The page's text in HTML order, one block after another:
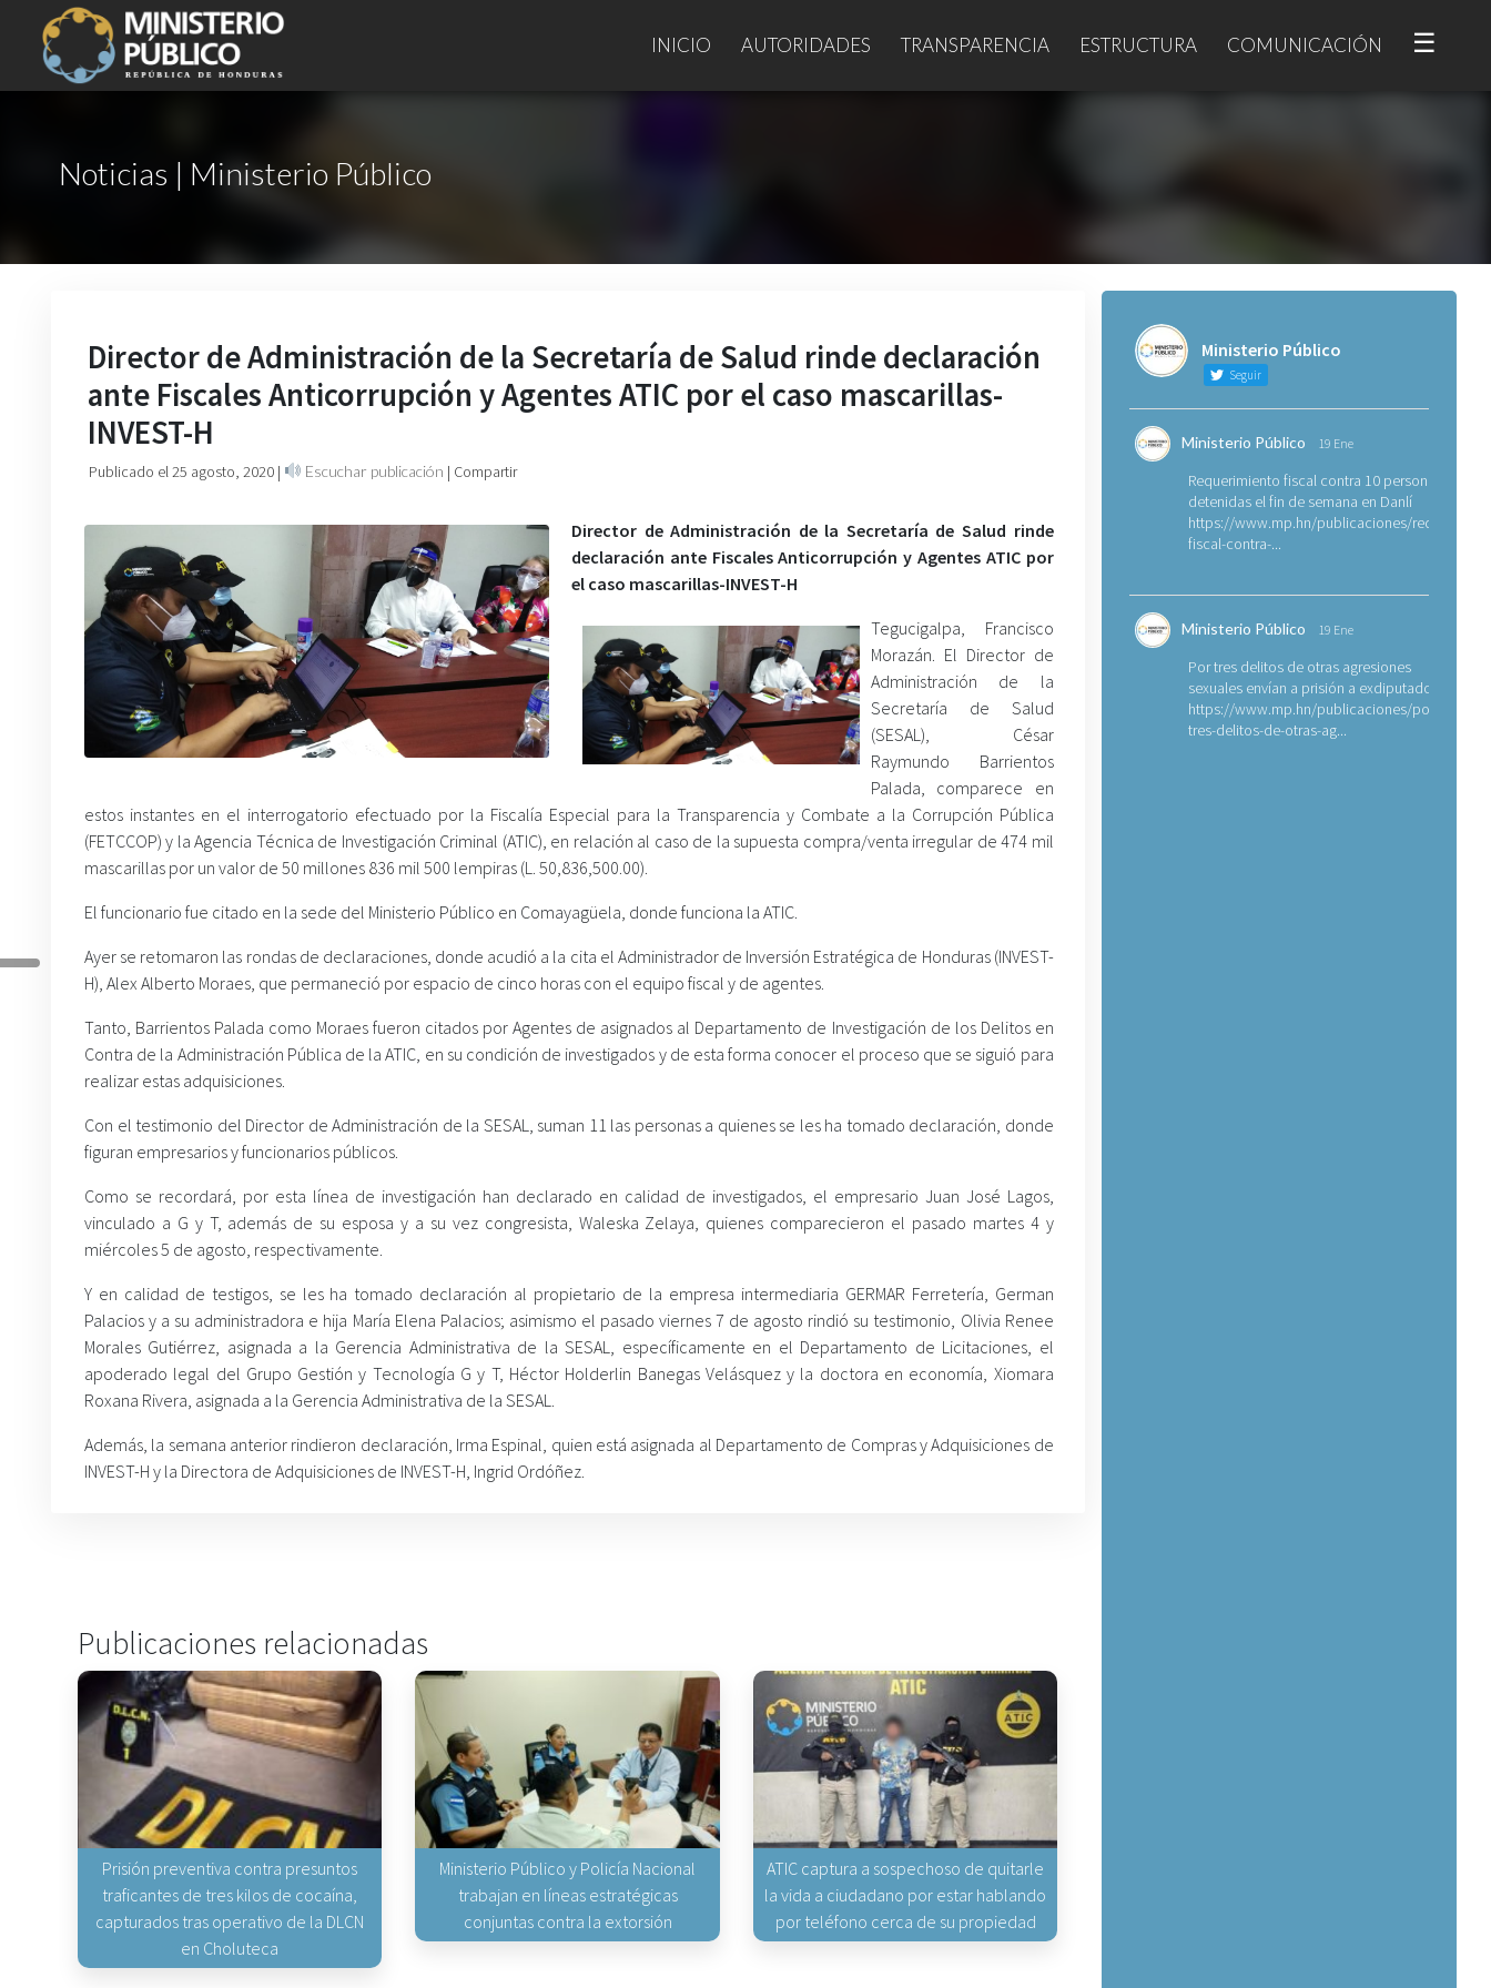
INICIO AUTORIDADES TRANSPARENCIA ESTRUCTURA COMUNICACIÓN ☰
Noticias | Ministerio Público
Director de Administración de la Secretaría de Salud rinde declaración
ante Fiscales Anticorrupción y Agentes ATIC por el caso mascarillas-
INVEST-H
Publicado el 25 agosto, 2020 | Escuchar publicación | Compartir
Director de Administración de la Secretaría de Salud rinde
declaración ante Fiscales Anticorrupción y Agentes ATIC por
el caso mascarillas-INVEST-H
Tegucigalpa, Francisco
Morazán. El Director de
Administración de la
Secretaría de Salud
(SESAL), César
Raymundo Barrientos
Palada, comparece en
estos instantes en el interrogatorio efectuado por la Fiscalía Especial para la Transparencia y Combate a la Corrupción Pública
(FETCCOP) y la Agencia Técnica de Investigación Criminal (ATIC), en relación al caso de la supuesta compra/venta irregular de 474 mil
mascarillas por un valor de 50 millones 836 mil 500 lempiras (L. 50,836,500.00).
El funcionario fue citado en la sede del Ministerio Público en Comayagüela, donde funciona la ATIC.
Ayer se retomaron las rondas de declaraciones, donde acudió a la cita el Administrador de Inversión Estratégica de Honduras (INVEST-
H), Alex Alberto Moraes, que permaneció por espacio de cinco horas con el equipo fiscal y de agentes.
Tanto, Barrientos Palada como Moraes fueron citados por Agentes de asignados al Departamento de Investigación de los Delitos en
Contra de la Administración Pública de la ATIC, en su condición de investigados y de esta forma conocer el proceso que se siguió para
realizar estas adquisiciones.
Con el testimonio del Director de Administración de la SESAL, suman 11 las personas a quienes se les ha tomado declaración, donde
figuran empresarios y funcionarios públicos.
Como se recordará, por esta línea de investigación han declarado en calidad de investigados, el empresario Juan José Lagos,
vinculado a G y T, además de su esposa y a su vez congresista, Waleska Zelaya, quienes comparecieron el pasado martes 4 y
miércoles 5 de agosto, respectivamente.
Y en calidad de testigos, se les ha tomado declaración al propietario de la empresa intermediaria GERMAR Ferretería, German
Palacios y a su administradora e hija María Elena Palacios; asimismo el pasado viernes 7 de agosto rindió su testimonio, Olivia Renee
Morales Gutiérrez, asignada a la Gerencia Administrativa de la SESAL, específicamente en el Departamento de Licitaciones, el
apoderado legal del Grupo Gestión y Tecnología G y T, Héctor Holderlin Banegas Velásquez y la doctora en economía, Xiomara
Roxana Rivera, asignada a la Gerencia Administrativa de la SESAL.
Además, la semana anterior rindieron declaración, Irma Espinal, quien está asignada al Departamento de Compras y Adquisiciones de
INVEST-H y la Directora de Adquisiciones de INVEST-H, Ingrid Ordóñez.
Publicaciones relacionadas
Prisión preventiva contra presuntos
traficantes de tres kilos de cocaína,
capturados tras operativo de la DLCN
en Choluteca
Ministerio Público y Policía Nacional
trabajan en líneas estratégicas
conjuntas contra la extorsión
ATIC captura a sospechoso de quitarle
la vida a ciudadano por estar hablando
por teléfono cerca de su propiedad
Ministerio Público
Seguir
Ministerio Público 19 Ene
Requerimiento fiscal contra 10 personas
detenidas el fin de semana en Danlí
https://www.mp.hn/publicaciones/
fiscal-contra-...
Ministerio Público 19 Ene
Por tres delitos de otras agresiones
sexuales envían a prisión a exdiputado
https://www.mp.hn/publicaciones/por-
tres-delitos-de-otras-ag...